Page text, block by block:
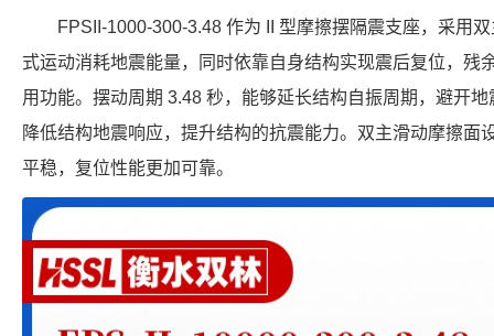
FPSII-1000-300-3.48 作为 II 型摩擦摆隔震支座，采用
式运动消耗地震能量，同时依靠自身结构实现震后复位，残
用功能。摆动周期 3.48 秒，能够延长结构自振周期，避开
降低结构地震响应，提升结构的抗震能力。双主滑动摩擦面
平稳，复位性能更加可靠。